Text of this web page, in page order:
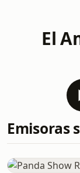
El
Emisoras